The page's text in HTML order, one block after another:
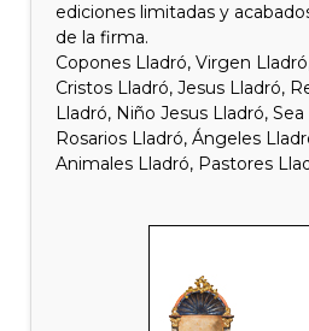
ediciones limitadas y
de la firma.
Copones Lladró, Virgen
Cristos Lladró, Jesus Lladró,
Lladró, Niño Jesus Lladró,
Rosarios Lladró, Ángeles
Animales Lladró, Pastores